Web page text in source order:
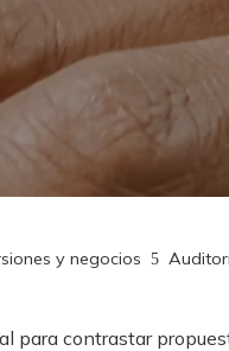
y negocios
para contrastar